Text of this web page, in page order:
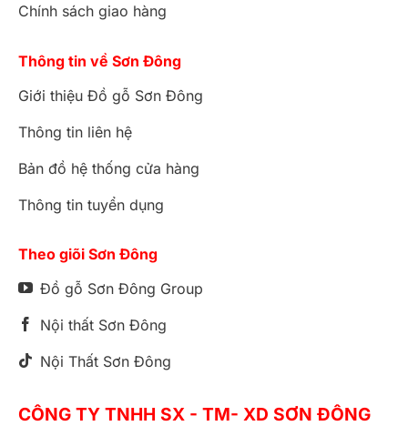
Chính sách giao hàng
Thông tin về Sơn Đông
Giới thiệu Đồ gỗ Sơn Đông
Thông tin liên hệ
Bản đồ hệ thống cửa hàng
Thông tin tuyển dụng
Theo giõi Sơn Đông
Đồ gỗ Sơn Đông Group
Nội thất Sơn Đông
Nội Thất Sơn Đông
CÔNG TY TNHH SX - TM- XD SƠN ĐÔNG